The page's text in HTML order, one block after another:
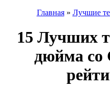
Главная » Лучшие
15 Лучших
дюйма со